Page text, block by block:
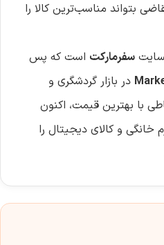
بتواند مناسب‌ترین کالا را
سفرمارکت است که پس
در بازار گردشگری و
با بهترین قیمت، اکنون
خانگی و کالای دیجیتال را